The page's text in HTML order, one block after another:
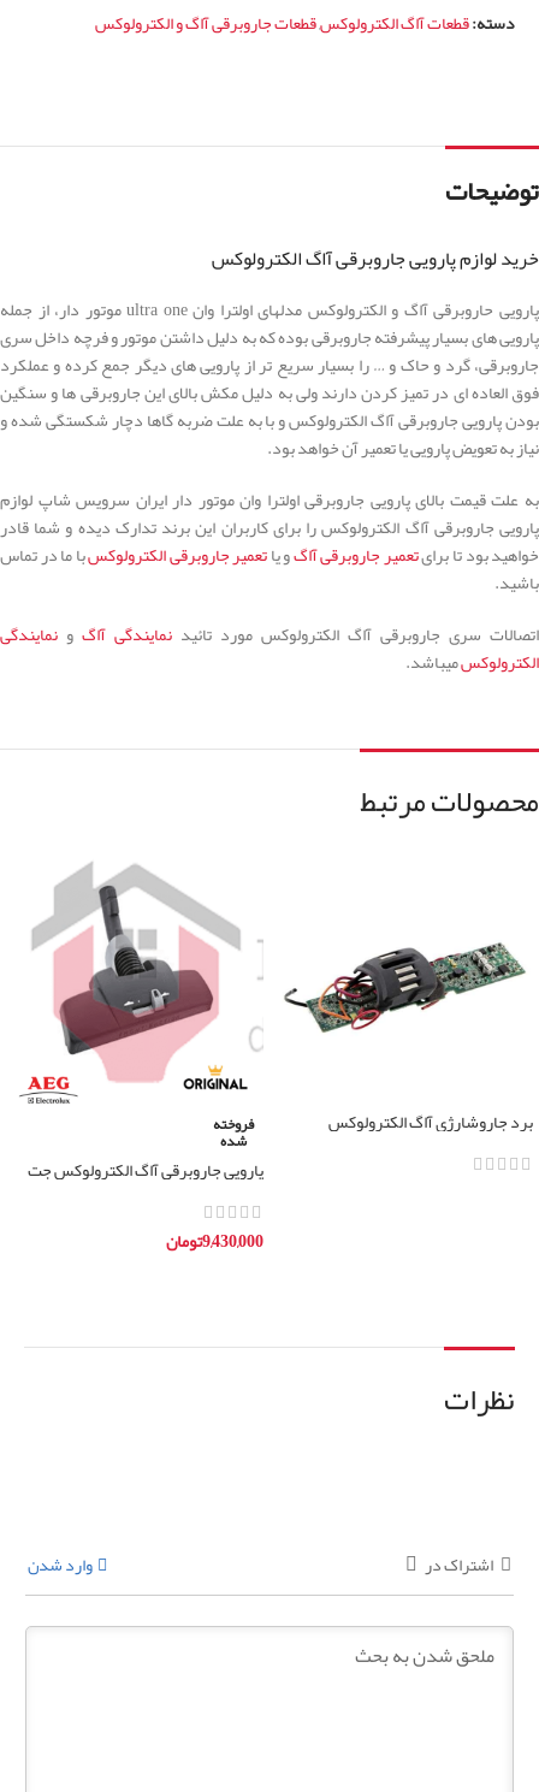
دسته:قطعات آاگ الکترولوکس,قطعات جاروبرقی آاگ و الکترولوکس
توضیحات
خرید لوازم پارویی جاروبرقی آاگ الکترولوکس
پارویی حاروبرقی آاگ و الکترولوکس مدلهای اولترا وان ultra one موتور دار، از جمله
پارویی های بسیار پیشرفته جاروبرقی بوده که به دلیل داشتن موتور و فرچه داخل سری
جاروبرقی، گرد و حاک و … را بسیار سریع تر از پارویی های دیگر جمع کرده و عملکرد
فوق العاده ای در تمیز کردن دارند ولی به دلیل مکش بالای این جاروبرقی ها و سنگین
بودن پارویی جاروبرقی آاگ الکترولوکس و با به علت ضربه گاها دچار شکستگی شده و
نیاز به تعویض پارویی یا تعمیر آن خواهد بود.
به علت قیمت بالای پارویی جاروبرقی اولترا وان موتور دار ایران سرویس شاپ لوازم
پارویی جاروبرقی آاگ الکترولوکس را برای کاربران این برند تدارک دیده و شما قادر
خواهید بود تا برایتعمیر جاروبرقی آاگو یاتعمیر جاروبرقی الکترولوکسبا ما در تماس
باشید.
اتصالات سری جاروبرقی آاگ الکترولوکس مورد تائید نمایندگی آاگ و نمایندگی
الکترولوکسمیباشد.
محصولات مرتبط
برد جاروشارِژی آاگ الکترولوکس فروخته
شده
پارویی جاروبرقی آاگ الکترولوکس جت
مکس
9,430,000تومان
نظرات
اشتراک در وارد شدن